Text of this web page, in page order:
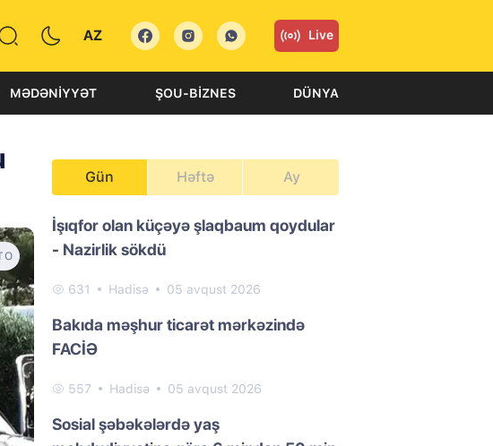
AZ Live
MƏDƏNIYYƏT ŞOU-BIZNES DÜNYA
Gün Həftə Ay
İşıqfor olan küçəyə şlaqbaum qoydular
- Nazirlik sökdü
631 Hadisə 05 avqust 2026
Bakıda məşhur ticarət mərkəzində
FACİƏ
557 Hadisə 05 avqust 2026
Sosial şəbəkələrdə yaş